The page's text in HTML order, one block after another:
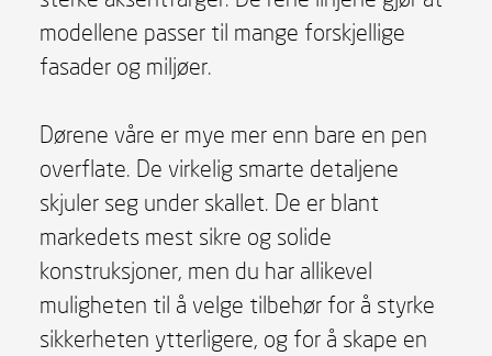
modellene passer til mange forskjellige
fasader og miljøer.
Dørene våre er mye mer enn bare en pen
overflate. De virkelig smarte detaljene
skjuler seg under skallet. De er blant
markedets mest sikre og solide
konstruksjoner, men du har allikevel
muligheten til å velge tilbehør for å styrke
sikkerheten ytterligere, og for å skape en